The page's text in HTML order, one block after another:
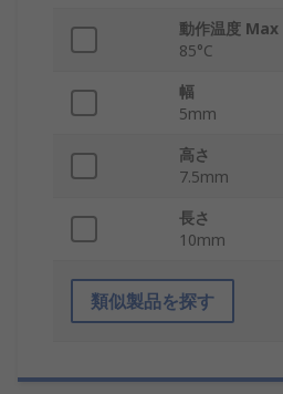
動作温度 Max
85°C
幅
5mm
高さ
7.5mm
長さ
10mm
類似製品を探す